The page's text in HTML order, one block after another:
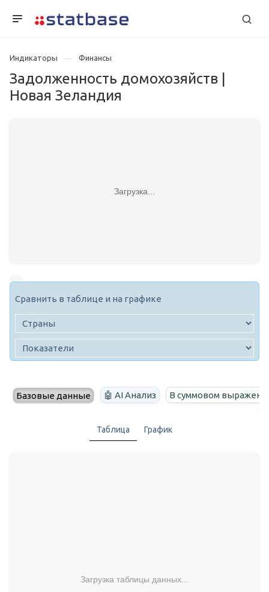
Индикаторы Финансы
Задолженность домохозяйств |
Новая Зеландия
Загрузка...
Сравнить в таблице и на графике
Базовые данные 🤖 AI Анализ В суммовом
Таблица График
Загрузка таблицы данных...